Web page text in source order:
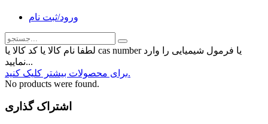
ورود/ثبت نام
لطفا نام کالا یا کد کالا یا cas number یا فرمول شیمیایی را وارد
نمایید...
برای محصولات بیشتر کلیک کنید.
No products were found.
اشتراک گذاری